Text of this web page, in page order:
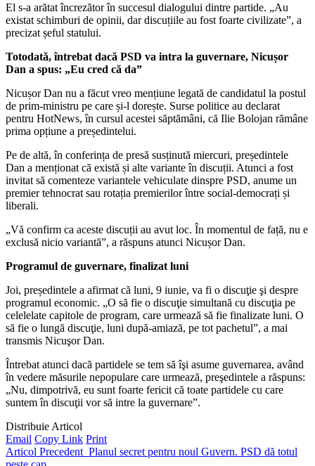
El s-a arătat încrezător în succesul dialogului dintre partide. „Au
existat schimburi de opinii, dar discuțiile au fost foarte civilizate”, a
precizat șeful statului.
Totodată, întrebat dacă PSD va intra la guvernare, Nicușor
Dan a spus: „Eu cred că da”
Nicușor Dan nu a făcut vreo mențiune legată de candidatul la postul
de prim-ministru pe care și-l dorește. Surse politice au declarat
pentru HotNews, în cursul acestei săptămâni, că Ilie Bolojan rămâne
prima opțiune a președintelui.
Pe de altă, în conferința de presă susținută miercuri, președintele
Dan a menționat că există și alte variante în discuții. Atunci a fost
invitat să comenteze variantele vehiculate dinspre PSD, anume un
premier tehnocrat sau rotația premierilor între social-democrați și
liberali.
„Vă confirm ca aceste discuții au avut loc. În momentul de față, nu e
exclusă nicio variantă”, a răspuns atunci Nicușor Dan.
Programul de guvernare, finalizat luni
Joi, președintele a afirmat că luni, 9 iunie, va fi o discuţie şi despre
programul economic. „O să fie o discuţie simultană cu discuţia pe
celelelate capitole de program, care urmează să fie finalizate luni. O
să fie o lungă discuţie, luni după-amiază, pe tot pachetul”, a mai
transmis Nicuşor Dan.
Întrebat atunci dacă partidele se tem să îşi asume guvernarea, având
în vedere măsurile nepopulare care urmează, preşedintele a răspuns:
„Nu, dimpotrivă, eu sunt foarte fericit că toate partidele cu care
suntem în discuţii vor să intre la guvernare”.
Distribuie Articol
Email Copy Link Print
Articol Precedent Planul secret pentru noul Guvern. PSD dă totul